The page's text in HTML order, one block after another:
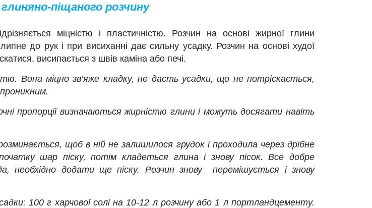
піщаного розчину
міцністю і пластичністю. Розчин на основі жирної глини
до рук і при висиханні дає сильну усадку. Розчин на основі худої
висипається з швів каміна або печі.
Вона міцно зв’яже кладку, не дасть усадки, що не потріскається,
пропорції визначаються жирністю глини і можуть досягати навіть
щоб в ній не залишилося грудок і проходила через дрібне
шар піску, потім кладеться глина і знову пісок. Все добре
необхідно додати ще піску. Розчин знову перемішується і знову
100 г харчової солі на 10-12 л розчину або 1 л портландцементу.